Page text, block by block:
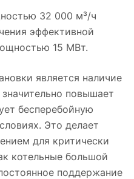
32 000 м³/ч
эффективной
15 МВт.
является наличие
значительно повышает
бесперебойную
Это делает
для критически
котельные большой
поддержание